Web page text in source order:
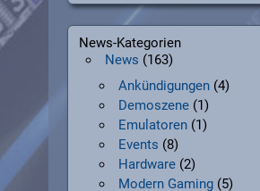
News-Kategorien
News (163)
Ankündigungen (4)
Demoszene (1)
Emulatoren (1)
Events (8)
Hardware (2)
Modern Gaming (5)